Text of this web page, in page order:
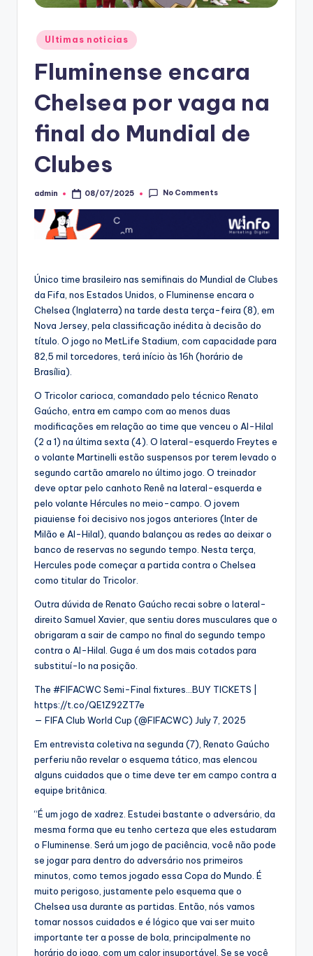
Posted
in
Ultimas noticias
Fluminense encara
Chelsea por vaga na
final do Mundial de
Clubes
Posted
admin 08/07/2025 No Comments
Único time brasileiro nas semifinais do Mundial de Clubes
da Fifa, nos Estados Unidos, o Fluminense encara o
Chelsea (Inglaterra) na tarde desta terça-feira (8), em
Nova Jersey, pela classificação inédita à decisão do
título. O jogo no MetLife Stadium, com capacidade para
82,5 mil torcedores, terá início às 16h (horário de
Brasília).
O Tricolor carioca, comandado pelo técnico Renato
Gaúcho, entra em campo com ao menos duas
modificações em relação ao time que venceu o Al-Hilal
(2 a 1) na última sexta (4). O lateral-esquerdo Freytes e
o volante Martinelli estão suspensos por terem levado o
segundo cartão amarelo no último jogo. O treinador
deve optar pelo canhoto Renê na lateral-esquerda e
pelo volante Hércules no meio-campo. O jovem
piauiense foi decisivo nos jogos anteriores (Inter de
Milão e Al-Hilal), quando balançou as redes ao deixar o
banco de reservas no segundo tempo. Nesta terça,
Hercules pode começar a partida contra o Chelsea
como titular do Tricolor.
Outra dúvida de Renato Gaúcho recai sobre o lateral-
direito Samuel Xavier, que sentiu dores musculares que o
obrigaram a sair de campo no final do segundo tempo
contra o Al-Hilal. Guga é um dos mais cotados para
substituí-lo na posição.
The #FIFACWC Semi-Final fixtures…BUY TICKETS |
https://t.co/QE1Z92ZT7e
— FIFA Club World Cup (@FIFACWC) July 7, 2025
Em entrevista coletiva na segunda (7), Renato Gaúcho
perferiu não revelar o esquema tático, mas elencou
alguns cuidados que o time deve ter em campo contra a
equipe britânica.
“É um jogo de xadrez. Estudei bastante o adversário, da
mesma forma que eu tenho certeza que eles estudaram
o Fluminense. Será um jogo de paciência, você não pode
se jogar para dentro do adversário nos primeiros
minutos, como temos jogado essa Copa do Mundo. É
muito perigoso, justamente pelo esquema que o
Chelsea usa durante as partidas. Então, nós vamos
tomar nossos cuidados e é lógico que vai ser muito
importante ter a posse de bola, principalmente no
horário do jogo, com um calor insuportável. Se se você